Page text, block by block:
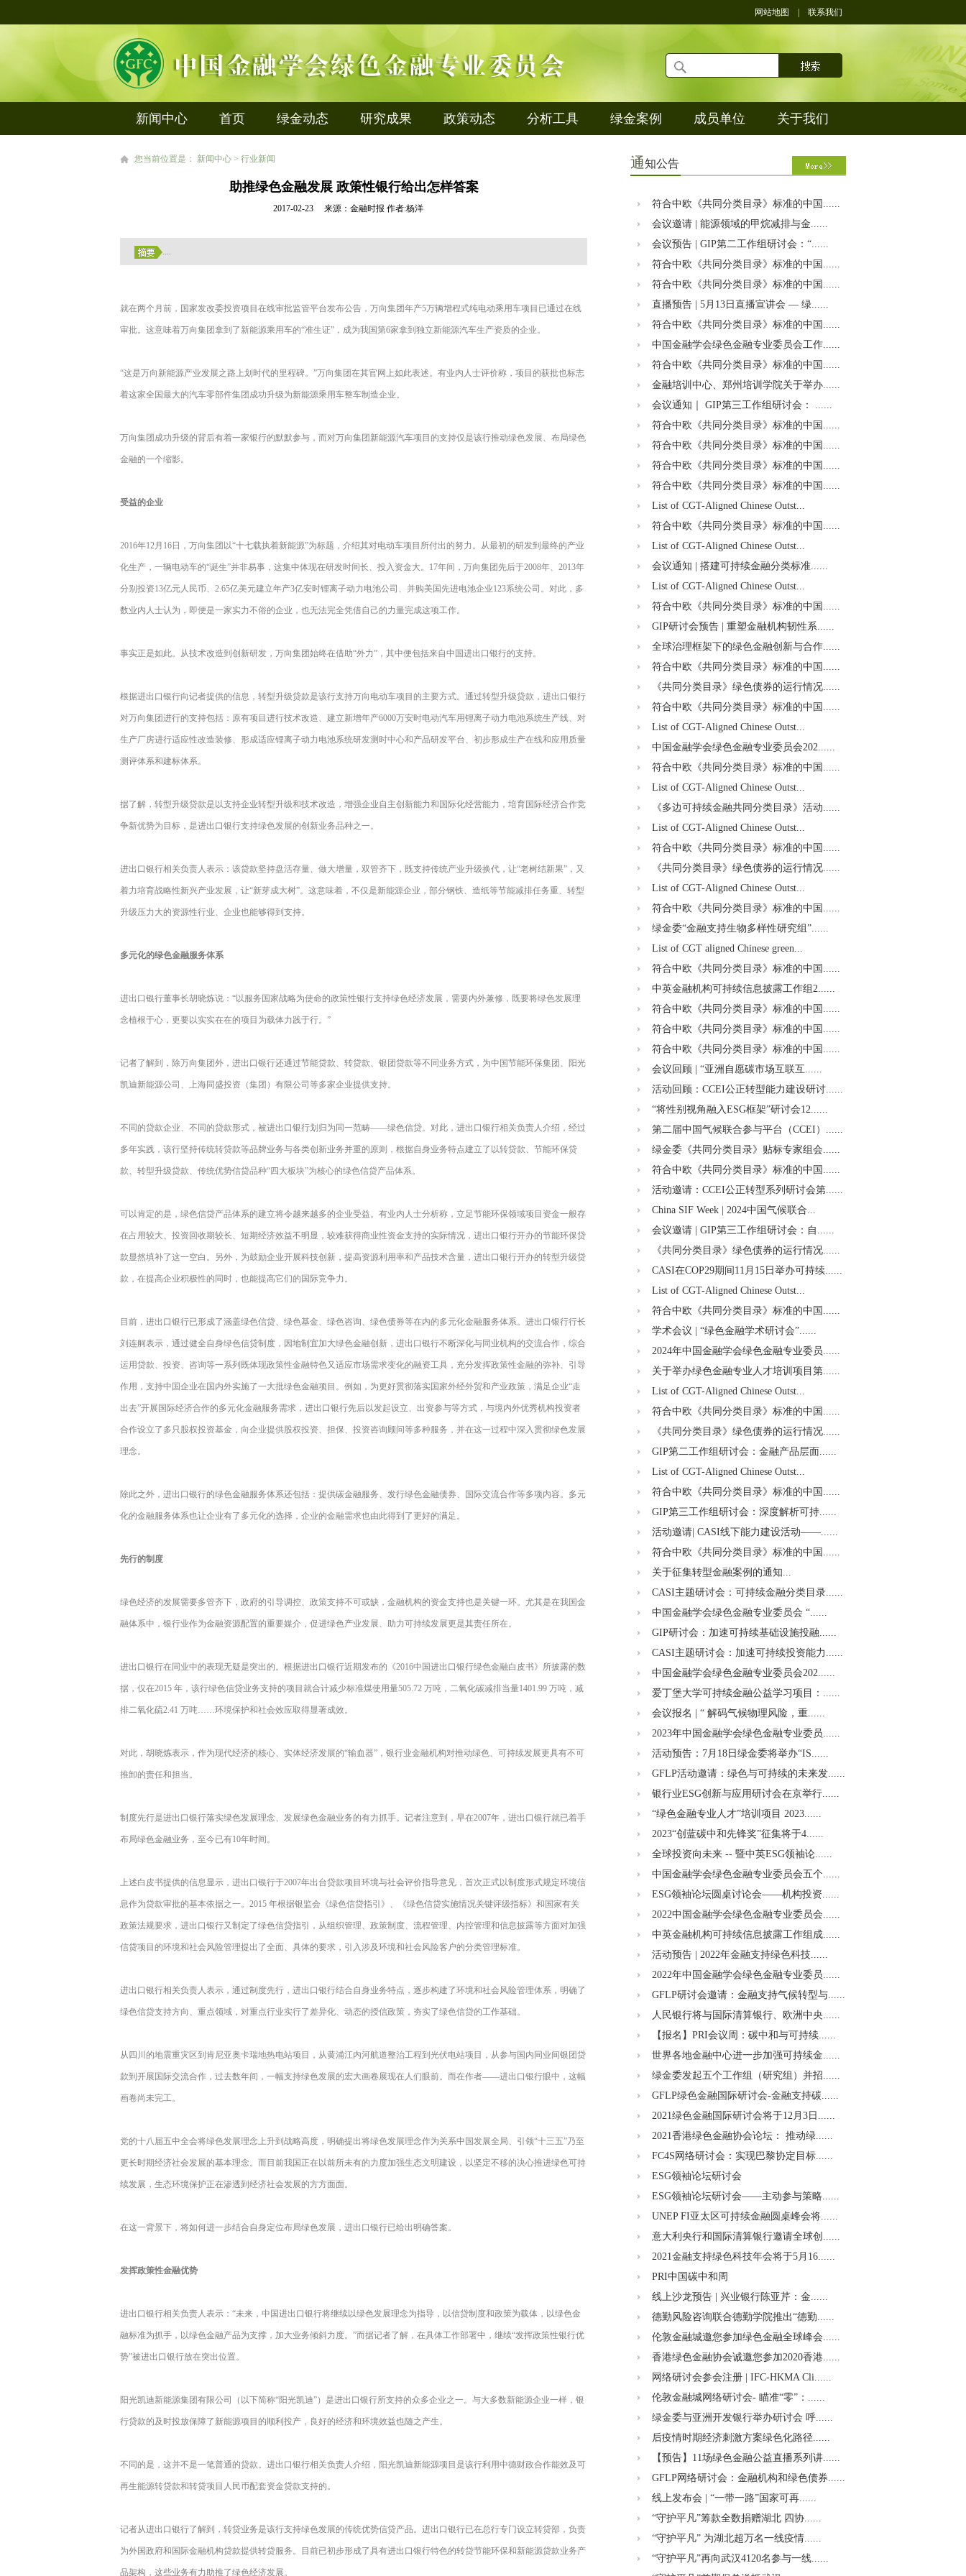
网站地图 联系我们
新闻中心 首页 绿金动态 研究成果 政策动态 分析工具 绿金案例 成员单位 关于我们
您当前位置是： 新闻中心 > 行业新闻
助推绿色金融发展 政策性银行给出怎样答案
2017-02-23 来源：金融时报 作者:杨洋
....
就在两个月前，国家发改委投资项目在线审批监管平台发布公告，万向集团年产5万辆增程式纯电动乘用车项目已通过在线
审批。这意味着万向集团拿到了新能源乘用车的“准生证”，成为我国第6家拿到独立新能源汽车生产资质的企业。
“这是万向新能源产业发展之路上划时代的里程碑。”万向集团在其官网上如此表述。有业内人士评价称，项目的获批也标志
着这家全国最大的汽车零部件集团成功升级为新能源乘用车整车制造企业。
万向集团成功升级的背后有着一家银行的默默参与，而对万向集团新能源汽车项目的支持仅是该行推动绿色发展、布局绿色
金融的一个缩影。
受益的企业
2016年12月16日，万向集团以“十七载执着新能源”为标题，介绍其对电动车项目所付出的努力。从最初的研发到最终的产业
化生产，一辆电动车的“诞生”并非易事，这集中体现在研发时间长、投入资金大。17年间，万向集团先后于2008年、2013年
分别投资13亿元人民币、2.65亿美元建立年产3亿安时锂离子动力电池公司、并购美国先进电池企业123系统公司。对此，多
数业内人士认为，即便是一家实力不俗的企业，也无法完全凭借自己的力量完成这项工作。
事实正是如此。从技术改造到创新研发，万向集团始终在借助“外力”，其中便包括来自中国进出口银行的支持。
根据进出口银行向记者提供的信息，转型升级贷款是该行支持万向电动车项目的主要方式。通过转型升级贷款，进出口银行
对万向集团进行的支持包括：原有项目进行技术改造、建立新增年产6000万安时电动汽车用锂离子动力电池系统生产线、对
生产厂房进行适应性改造装修、形成适应锂离子动力电池系统研发测时中心和产品研发平台、初步形成生产在线和应用质量
测评体系和建标体系。
据了解，转型升级贷款是以支持企业转型升级和技术改造，增强企业自主创新能力和国际化经营能力，培育国际经济合作竞
争新优势为目标，是进出口银行支持绿色发展的创新业务品种之一。
进出口银行相关负责人表示：该贷款坚持盘活存量、做大增量，双管齐下，既支持传统产业升级换代，让“老树结新果”，又
着力培育战略性新兴产业发展，让“新芽成大树”。这意味着，不仅是新能源企业，部分钢铁、造纸等节能减排任务重、转型
升级压力大的资源性行业、企业也能够得到支持。
多元化的绿色金融服务体系
进出口银行董事长胡晓炼说：“以服务国家战略为使命的政策性银行支持绿色经济发展，需要内外兼修，既要将绿色发展理
念植根于心，更要以实实在在的项目为载体力践于行。”
记者了解到，除万向集团外，进出口银行还通过节能贷款、转贷款、银团贷款等不同业务方式，为中国节能环保集团、阳光
凯迪新能源公司、上海同盛投资（集团）有限公司等多家企业提供支持。
不同的贷款企业、不同的贷款形式，被进出口银行划归为同一范畴——绿色信贷。对此，进出口银行相关负责人介绍，经过
多年实践，该行坚持传统转贷款等品牌业务与各类创新业务并重的原则，根据自身业务特点建立了以转贷款、节能环保贷
款、转型升级贷款、传统优势信贷品种“四大板块”为核心的绿色信贷产品体系。
可以肯定的是，绿色信贷产品体系的建立将令越来越多的企业受益。有业内人士分析称，立足节能环保领域项目资金一般存
在占用较大、投资回收期较长、短期经济效益不明显，较难获得商业性资金支持的实际情况，进出口银行开办的节能环保贷
款显然填补了这一空白。另外，为鼓励企业开展科技创新，提高资源利用率和产品技术含量，进出口银行开办的转型升级贷
款，在提高企业积极性的同时，也能提高它们的国际竞争力。
目前，进出口银行已形成了涵盖绿色信贷、绿色基金、绿色咨询、绿色债券等在内的多元化金融服务体系。进出口银行行长
刘连舸表示，通过健全自身绿色信贷制度，因地制宜加大绿色金融创新，进出口银行不断深化与同业机构的交流合作，综合
运用贷款、投资、咨询等一系列既体现政策性金融特色又适应市场需求变化的融资工具，充分发挥政策性金融的弥补、引导
作用，支持中国企业在国内外实施了一大批绿色金融项目。例如，为更好贯彻落实国家外经外贸和产业政策，满足企业“走
出去”开展国际经济合作的多元化金融服务需求，进出口银行先后以发起设立、出资参与等方式，与境内外优秀机构投资者
合作设立了多只股权投资基金，向企业提供股权投资、担保、投资咨询顾问等多种服务，并在这一过程中深入贯彻绿色发展
理念。
除此之外，进出口银行的绿色金融服务体系还包括：提供碳金融服务、发行绿色金融债券、国际交流合作等多项内容。多元
化的金融服务体系也让企业有了多元化的选择，企业的金融需求也由此得到了更好的满足。
先行的制度
绿色经济的发展需要多管齐下，政府的引导调控、政策支持不可或缺，金融机构的资金支持也是关键一环。尤其是在我国金
融体系中，银行业作为金融资源配置的重要媒介，促进绿色产业发展、助力可持续发展更是其责任所在。
进出口银行在同业中的表现无疑是突出的。根据进出口银行近期发布的《2016中国进出口银行绿色金融白皮书》所披露的数
据，仅在2015 年，该行绿色信贷业务支持的项目就合计减少标准煤使用量505.72 万吨，二氧化碳减排当量1401.99 万吨，减
排二氧化硫2.41 万吨……环境保护和社会效应取得显著成效。
对此，胡晓炼表示，作为现代经济的核心、实体经济发展的“输血器”，银行业金融机构对推动绿色、可持续发展更具有不可
推卸的责任和担当。
制度先行是进出口银行落实绿色发展理念、发展绿色金融业务的有力抓手。记者注意到，早在2007年，进出口银行就已着手
布局绿色金融业务，至今已有10年时间。
上述白皮书提供的信息显示，进出口银行于2007年出台贷款项目环境与社会评价指导意见，首次正式以制度形式规定环境信
息作为贷款审批的基本依据之一。2015 年根据银监会《绿色信贷指引》、《绿色信贷实施情况关键评级指标》和国家有关
政策法规要求，进出口银行又制定了绿色信贷指引，从组织管理、政策制度、流程管理、内控管理和信息披露等方面对加强
信贷项目的环境和社会风险管理提出了全面、具体的要求，引入涉及环境和社会风险客户的分类管理标准。
进出口银行相关负责人表示，通过制度先行，进出口银行结合自身业务特点，逐步构建了环境和社会风险管理体系，明确了
绿色信贷支持方向、重点领域，对重点行业实行了差异化、动态的授信政策，夯实了绿色信贷的工作基础。
从四川的地震重灾区到肯尼亚奥卡瑞地热电站项目，从黄浦江内河航道整治工程到光伏电站项目，从参与国内同业间银团贷
款到开展国际交流合作，过去数年间，一幅支持绿色发展的宏大画卷展现在人们眼前。而在作者——进出口银行眼中，这幅
画卷尚未完工。
党的十八届五中全会将绿色发展理念上升到战略高度，明确提出将绿色发展理念作为关系中国发展全局、引领“十三五”乃至
更长时期经济社会发展的基本理念。而目前我国正在以前所未有的力度加强生态文明建设，以坚定不移的决心推进绿色可持
续发展，生态环境保护正在渗透到经济社会发展的方方面面。
在这一背景下，将如何进一步结合自身定位布局绿色发展，进出口银行已给出明确答案。
发挥政策性金融优势
进出口银行相关负责人表示：“未来，中国进出口银行将继续以绿色发展理念为指导，以信贷制度和政策为载体，以绿色金
融标准为抓手，以绿色金融产品为支撑，加大业务倾斜力度。”而据记者了解，在具体工作部署中，继续“发挥政策性银行优
势”被进出口银行放在突出位置。
阳光凯迪新能源集团有限公司（以下简称“阳光凯迪”）是进出口银行所支持的众多企业之一。与大多数新能源企业一样，银
行贷款的及时投放保障了新能源项目的顺利投产，良好的经济和环境效益也随之产生。
不同的是，这并不是一笔普通的贷款。进出口银行相关负责人介绍，阳光凯迪新能源项目是该行利用中德财政合作能效及可
再生能源转贷款和转贷项目人民币配套资金贷款支持的。
记者从进出口银行了解到，转贷业务是该行支持绿色发展的传统优势信贷产品。进出口银行已在总行专门设立转贷部，负责
为外国政府和国际金融机构贷款提供转贷服务。目前已初步形成了具有进出口银行特色的转贷节能环保和新能源贷款业务产
品架构，这些业务有力助推了绿色经济发展。
通知公告
符合中欧《共同分类目录》标准的中国......
会议邀请 | 能源领域的甲烷减排与金......
会议预告 | GIP第二工作组研讨会：“......
符合中欧《共同分类目录》标准的中国......
符合中欧《共同分类目录》标准的中国......
直播预告 | 5月13日直播宣讲会 — 绿......
符合中欧《共同分类目录》标准的中国......
中国金融学会绿色金融专业委员会工作......
符合中欧《共同分类目录》标准的中国......
金融培训中心、郑州培训学院关于举办......
会议通知｜ GIP第三工作组研讨会： ......
符合中欧《共同分类目录》标准的中国......
符合中欧《共同分类目录》标准的中国......
符合中欧《共同分类目录》标准的中国......
符合中欧《共同分类目录》标准的中国......
List of CGT-Aligned Chinese Outst...
符合中欧《共同分类目录》标准的中国......
List of CGT-Aligned Chinese Outst...
会议通知 | 搭建可持续金融分类标准......
List of CGT-Aligned Chinese Outst...
符合中欧《共同分类目录》标准的中国......
GIP研讨会预告 | 重塑金融机构韧性系......
全球治理框架下的绿色金融创新与合作......
符合中欧《共同分类目录》标准的中国......
《共同分类目录》绿色债券的运行情况......
符合中欧《共同分类目录》标准的中国......
List of CGT-Aligned Chinese Outst...
中国金融学会绿色金融专业委员会202......
符合中欧《共同分类目录》标准的中国......
List of CGT-Aligned Chinese Outst...
《多边可持续金融共同分类目录》活动......
List of CGT-Aligned Chinese Outst...
符合中欧《共同分类目录》标准的中国......
《共同分类目录》绿色债券的运行情况......
List of CGT-Aligned Chinese Outst...
符合中欧《共同分类目录》标准的中国......
绿金委“金融支持生物多样性研究组”......
List of CGT aligned Chinese green...
符合中欧《共同分类目录》标准的中国......
中英金融机构可持续信息披露工作组2......
符合中欧《共同分类目录》标准的中国......
符合中欧《共同分类目录》标准的中国......
符合中欧《共同分类目录》标准的中国......
会议回顾 | “亚洲自愿碳市场互联互......
活动回顾：CCEI公正转型能力建设研讨......
“将性别视角融入ESG框架”研讨会12......
第二届中国气候联合参与平台（CCEI）......
绿金委《共同分类目录》贴标专家组会......
符合中欧《共同分类目录》标准的中国......
活动邀请：CCEI公正转型系列研讨会第......
China SIF Week | 2024中国气候联合...
会议邀请 | GIP第三工作组研讨会：自......
《共同分类目录》绿色债券的运行情况......
CASI在COP29期间11月15日举办可持续......
List of CGT-Aligned Chinese Outst...
符合中欧《共同分类目录》标准的中国......
学术会议 | “绿色金融学术研讨会”......
2024年中国金融学会绿色金融专业委员......
关于举办绿色金融专业人才培训项目第......
List of CGT-Aligned Chinese Outst...
符合中欧《共同分类目录》标准的中国......
《共同分类目录》绿色债券的运行情况......
GIP第二工作组研讨会：金融产品层面......
List of CGT-Aligned Chinese Outst...
符合中欧《共同分类目录》标准的中国......
GIP第三工作组研讨会：深度解析可持......
活动邀请| CASI线下能力建设活动——......
符合中欧《共同分类目录》标准的中国......
关于征集转型金融案例的通知...
CASI主题研讨会：可持续金融分类目录......
中国金融学会绿色金融专业委员会 “......
GIP研讨会：加速可持续基础设施投融......
CASI主题研讨会：加速可持续投资能力......
中国金融学会绿色金融专业委员会202......
爱丁堡大学可持续金融公益学习项目：......
会议报名 | “ 解码气候物理风险，重......
2023年中国金融学会绿色金融专业委员......
活动预告：7月18日绿金委将举办“IS......
GFLP活动邀请：绿色与可持续的未来发......
银行业ESG创新与应用研讨会在京举行......
“绿色金融专业人才”培训项目 2023......
2023“创蓝碳中和先锋奖”征集将于4......
全球投资向未来 -- 暨中英ESG领袖论......
中国金融学会绿色金融专业委员会五个......
ESG领袖论坛圆桌讨论会——机构投资......
2022中国金融学会绿色金融专业委员会......
中英金融机构可持续信息披露工作组成......
活动预告 | 2022年金融支持绿色科技......
2022年中国金融学会绿色金融专业委员......
GFLP研讨会邀请：金融支持气候转型与......
人民银行将与国际清算银行、欧洲中央......
【报名】PRI会议周：碳中和与可持续......
世界各地金融中心进一步加强可持续金......
绿金委发起五个工作组（研究组）并招......
GFLP绿色金融国际研讨会-金融支持碳......
2021绿色金融国际研讨会将于12月3日......
2021香港绿色金融协会论坛： 推动绿......
​FC4S网络研讨会：实现巴黎协定目标......
ESG领袖论坛研讨会
ESG领袖论坛研讨会——主动参与策略......
UNEP FI亚太区可持续金融圆桌峰会将......
意大利央行和国际清算银行邀请全球创......
2021金融支持绿色科技年会将于5月16......
PRI中国碳中和周
线上沙龙预告 | 兴业银行陈亚芹：金......
德勤风险咨询联合德勤学院推出“德勤......
伦敦金融城邀您参加绿色金融全球峰会......
香港绿色金融协会诚邀您参加2020香港......
网络研讨会参会注册 | IFC-HKMA Cli......
伦敦金融城网络研讨会- 瞄准“零”：......
绿金委与亚洲开发银行举办研讨会 呼......
后疫情时期经济刺激方案绿色化路径......
【预告】11场绿色金融公益直播系列讲......
GFLP网络研讨会：金融机构和绿色债券......
线上发布会 | “一带一路”国家可再......
“守护平凡”筹款全数捐赠湖北 四协......
“守护平凡” 为湖北超万名一线疫情......
“守护平凡”再向武汉4120名参与一线......